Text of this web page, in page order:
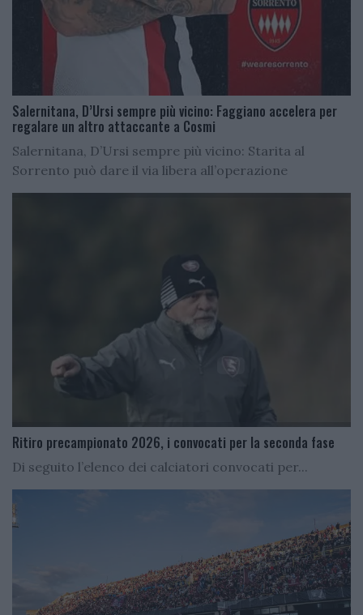
Salernitana, D’Ursi sempre più vicino: Faggiano accelera per
regalare un altro attaccante a Cosmi
Salernitana, D’Ursi sempre più vicino: Starita al
Sorrento può dare il via libera all’operazione
Ritiro precampionato 2026, i convocati per la seconda fase
Di seguito l’elenco dei calciatori convocati per...